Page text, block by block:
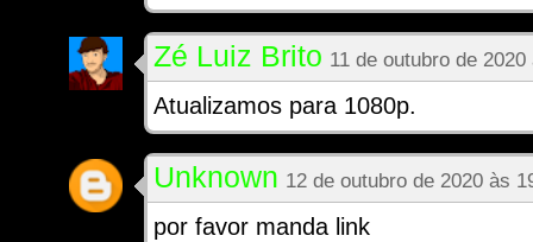
Zé Luiz Brito 11 de outubro de 2020
Atualizamos para 1080p.
Unknown 12 de outubro de 2020 às
por favor manda link